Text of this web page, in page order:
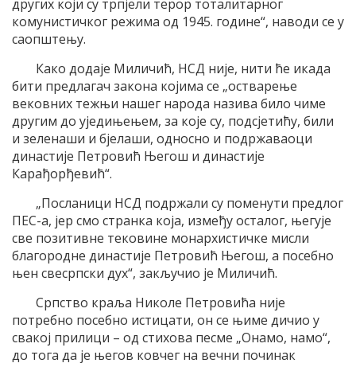
других који су трпјели терор тоталитарног
комунистичког режима од 1945. године“, наводи се у
саопштењу.
Како додаје Миличић, НСД није, нити ће икада
бити предлагач закона којима се „остварење
вековних тежњи нашег народа назива било чиме
другим до уједињењем, за које су, подсјетићу, били
и зеленаши и бјелаши, односно и подржаваоци
династије Петровић Његош и династије
Карађорђевић“.
„Посланици НСД подржали су поменути предлог
ПЕС-а, јер смо странка која, између осталог, његује
све позитивне тековине монархистичке мисли
благородне династије Петровић Његош, а посебно
њен свесрпски дух“, закључио је Миличић.
Српство краља Николе Петровића није
потребно посебно истицати, он се њиме дичио у
свакој прилици – од стихова песме „Онамо, намо“,
до тога да је његов ковчег на вечни починак